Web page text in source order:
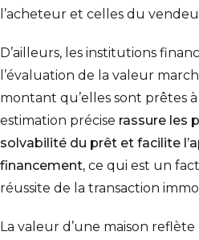
l’acheteur et celles du
D’ailleurs, les institutions
l’évaluation de la valeur
montant qu’elles sont prêtes
estimation précise rassure les
solvabilité du prêt et facilite
financement, ce qui est un
réussite de la transaction
La valeur d’une maison